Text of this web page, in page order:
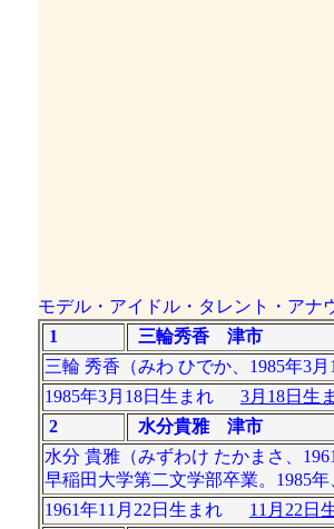
モデル・アイドル・タレント・アナ
1
三輪秀香 津市
三輪 秀香（みわ ひでか、1985年3
1985年3月18日生まれ 3月18日生
2
水分貴雅 津市
水分 貴雅（みずわけ たかまさ、
早稲田大学第二文学部卒業。1985
1961年11月22日生まれ 11月22日